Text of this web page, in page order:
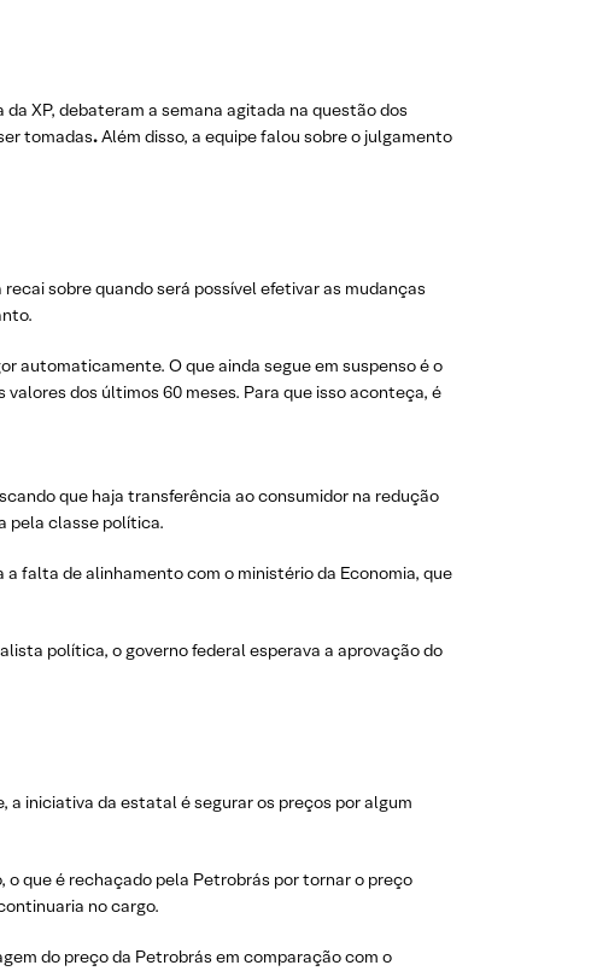
XP, debateram a semana agitada na questão dos
tomadas.Além disso, a equipe falou sobre o julgamento
recai sobre quando será possível efetivar as mudanças
automaticamente. O que ainda segue em suspenso é o
dos últimos 60 meses. Para que isso aconteça, é
que haja transferência ao consumidor na redução
pela classe política.
a falta de alinhamento com o ministério da Economia, que
política, o governo federal esperava a aprovação do
a iniciativa da estatal é segurar os preços por algum
que é rechaçado pela Petrobrás por tornar o preço
no cargo.
do preço da Petrobrás em comparação com o